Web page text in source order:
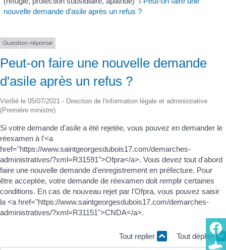
nouvelle demande d'asile après un refus ?
Question-réponse
Peut-on faire une nouvelle demande
d'asile après un refus ?
Vérifié le 05/07/2021 - Direction de l'information légale et administrative
(Première ministre)
Si votre demande d'asile a été rejetée, vous pouvez en demander le
réexamen à l'<a
href="https://www.saintgeorgesdubois17.com/demarches-
administratives/?xml=R31591">Ofpra</a>. Vous devez tout d'abord
faire une nouvelle demande d'enregistrement en préfecture. Pour
être acceptée, votre demande de réexamen doit remplir certaines
conditions. En cas de nouveau rejet par l'Ofpra, vous pouvez saisir
la <a href="https://www.saintgeorgesdubois17.com/demarches-
administratives/?xml=R31151">CNDA</a>.
Tout replier Tout déplier